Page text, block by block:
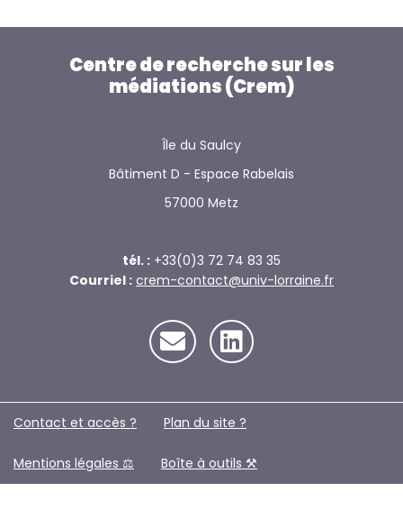
Centre de recherche sur les
médiations (Crem)
Île du Saulcy
Bâtiment D - Espace Rabelais
57000 Metz
tél. : +33(0)3 72 74 83 35
Courriel : crem-contact@univ-lorraine.fr
Contact et accès ? Plan du site ?️
Mentions légales ⚖️ Boîte à outils ⚒️